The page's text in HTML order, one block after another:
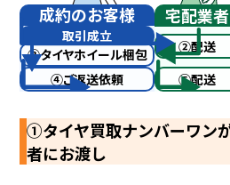
成約のお客様
取引成立
③タイヤホイール梱包
④ご返送依頼
宅配業者
②配送
⑤配送
①タイヤ買取ナンバーワン
者にお渡し